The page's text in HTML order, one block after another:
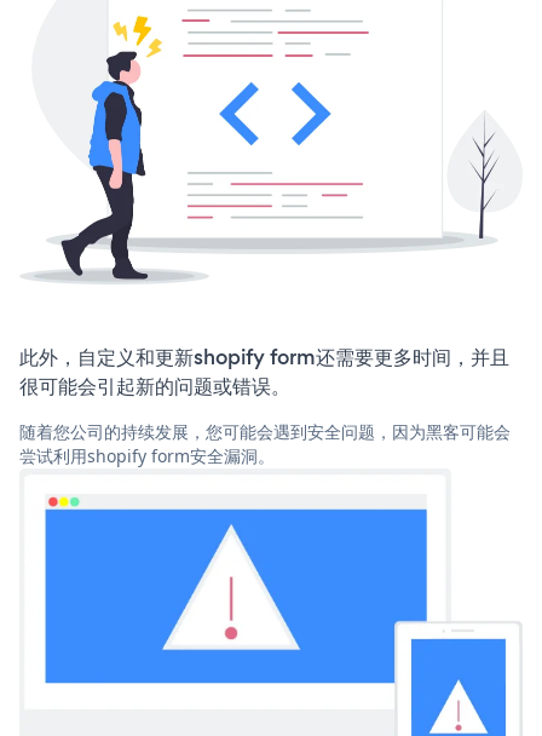
此外，自定义和更新shopify form还需要更多时间，并且
很可能会引起新的问题或错误。
随着您公司的持续发展，您可能会遇到安全问题，因为黑客可能会
尝试利用shopify form安全漏洞。